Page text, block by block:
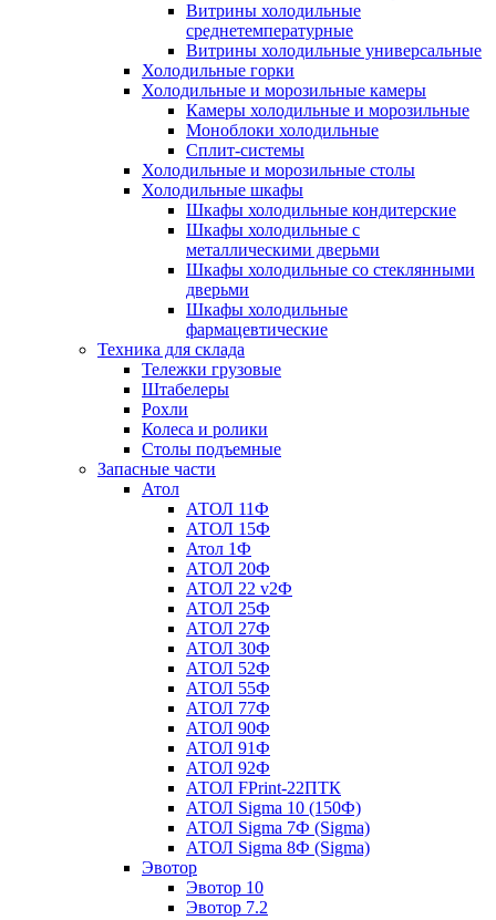
Витрины холодильные
среднетемпературные
Витрины холодильные универсальные
Холодильные горки
Холодильные и морозильные камеры
Камеры холодильные и морозильные
Моноблоки холодильные
Сплит-системы
Холодильные и морозильные столы
Холодильные шкафы
Шкафы холодильные кондитерские
Шкафы холодильные с
металлическими дверьми
Шкафы холодильные со стеклянными
дверьми
Шкафы холодильные
фармацевтические
Техника для склада
Тележки грузовые
Штабелеры
Рохли
Колеса и ролики
Столы подъемные
Запасные части
Атол
АТОЛ 11Ф
АТОЛ 15Ф
Атол 1Ф
АТОЛ 20Ф
АТОЛ 22 v2Ф
АТОЛ 25Ф
АТОЛ 27Ф
АТОЛ 30Ф
АТОЛ 52Ф
АТОЛ 55Ф
АТОЛ 77Ф
АТОЛ 90Ф
АТОЛ 91Ф
АТОЛ 92Ф
АТОЛ FPrint-22ПТК
АТОЛ Sigma 10 (150Ф)
АТОЛ Sigma 7Ф (Sigma)
АТОЛ Sigma 8Ф (Sigma)
Эвотор
Эвотор 10
Эвотор 7.2